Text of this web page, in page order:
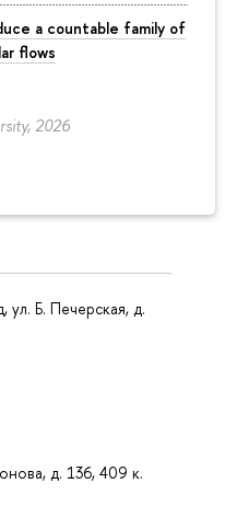
a countable family of
flows
2026
ул. Б. Печерская, д.
д. 136, 409 к.